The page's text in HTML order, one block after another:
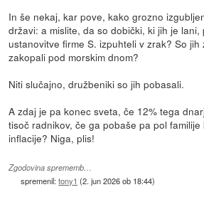
In še nekaj, kar pove, kako grozno
državi: a mislite, da so dobički, ki jih je
ustanovitve firme S. izpuhteli v zrak? So jih
zakopali pod morskim dnom?
Niti slučajno, družbeniki so jih pobasali.
A zdaj je pa konec sveta, če 12% tega
tisoč radnikov, če ga pobaše pa pol
inflacije? Niga, plis!
Zgodovina sprememb…
spremenil:tony1 (2. jun 2026 ob 18:44)